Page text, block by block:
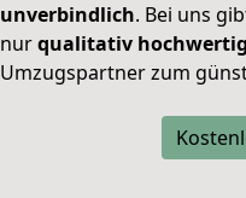
unverbindlich. Bei uns
nurqualitativ
Umzugspartner zum